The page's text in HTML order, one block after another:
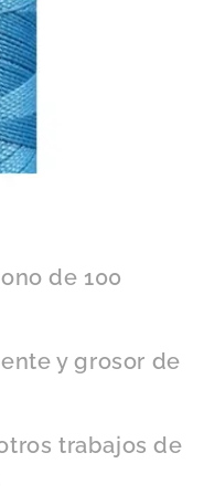
de 100
y grosor de
trabajos de